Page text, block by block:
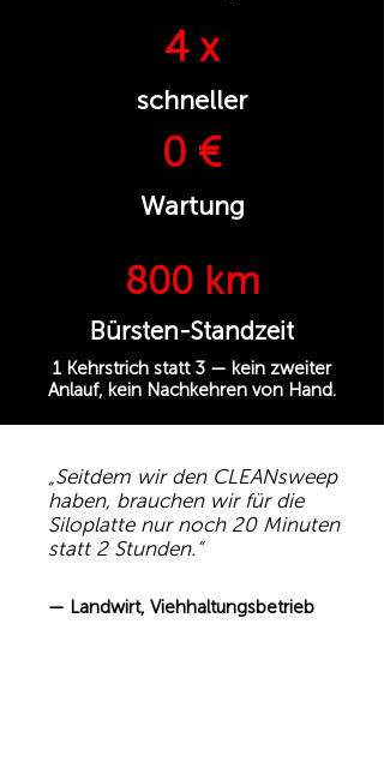
4 x
schneller
0 €
Wartung
800 km
Bürsten-Standzeit
1 Kehrstrich statt 3 — kein zweiter
Anlauf, kein Nachkehren von Hand.
„Seitdem wir den CLEANsweep
haben, brauchen wir für die
Siloplatte nur noch 20 Minuten
statt 2 Stunden.“
— Landwirt, Viehhaltungsbetrieb